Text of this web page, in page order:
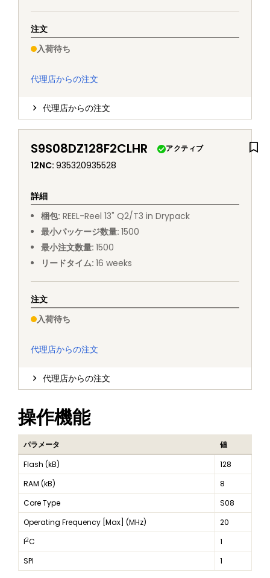
注文
入荷待ち
代理店からの注文
代理店からの注文
S9S08DZ128F2CLHR アクティブ
12NC: 935320935528
詳細
梱包: REEL-Reel 13" Q2/T3 in Drypack
最小パッケージ数量: 1500
最小注文数量: 1500
リードタイム: 16 weeks
注文
入荷待ち
代理店からの注文
代理店からの注文
操作機能
パラメータ
値
Flash (kB)
128
RAM (kB)
8
Core Type
S08
Operating Frequency [Max] (MHz)
20
I2C
1
SPI
1